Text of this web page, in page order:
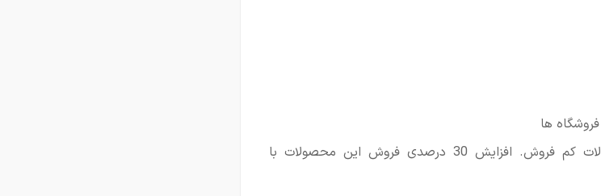
ها
ایجاد نقاط جذاب فروش برای محصولات کم فروش. افزایش 30 درصدی فروش این محصولات با